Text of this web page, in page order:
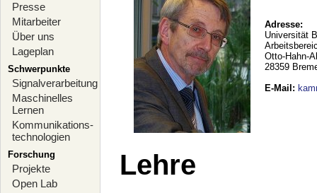
Presse
Mitarbeiter
Über uns
Lageplan
Schwerpunkte
Signalverarbeitung
Maschinelles
Lernen
Kommunikations-
technologien
Forschung
Projekte
Open Lab
Adresse:
Universität
Otto-Hahn-
28359
E-Mail :
Lehre